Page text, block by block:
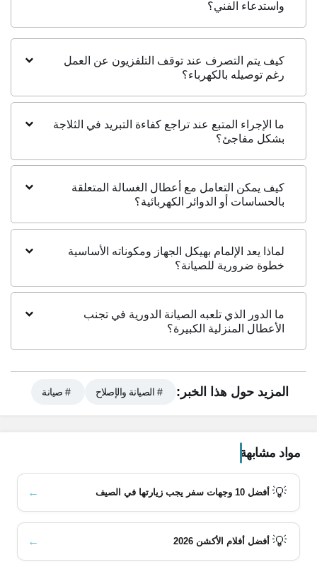
واستدعاء الفني؟
كيف يتم التصرف عند توقف التلفزيون عن العمل
رغم توصيله بالكهرباء؟
ما الإجراء المتبع عند تراجع كفاءة التبريد في الثلاجة
بشكل مفاجئ؟
كيف يمكن التعامل مع أعطال الغسالة المتعلقة
بالحساسات أو الدوائر الكهربائية؟
لماذا يعد الإلمام بهيكل الجهاز ومكوناته الأساسية
خطوة ضرورية للصيانة؟
ما الدور الذي تلعبه الصيانة الدورية في تجنب
الأعطال المنزلية الكبيرة؟
المزيد حول هذا الخبر: # الصيانة والإصلاح # صيانة
مواد مشابهة
💡 أفضل 10 وجهات سفر يجب زيارتها في الصيف ←
💡 أفضل أفلام الأكشن 2026 ←